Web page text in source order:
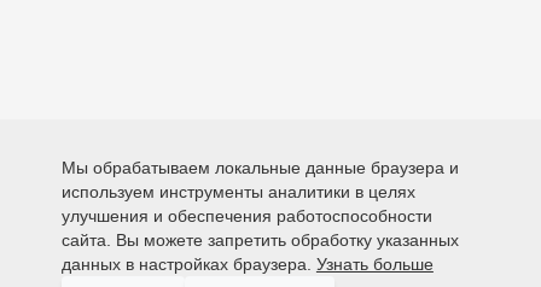
Мы обрабатываем локальные данные браузера и
используем инструменты аналитики в целях
улучшения и обеспечения работоспособности
сайта. Вы можете запретить обработку указанных
данных в настройках браузера. Узнать больше